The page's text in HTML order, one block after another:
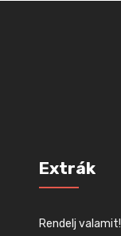
Extrák
Rendelj valamit!